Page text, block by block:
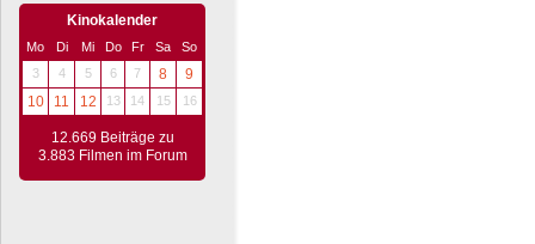
Kinokalender
Mo Di Mi Do Fr Sa
So
3
4 5 6 7 8
9
10
11 12 13 14 15 16
12.669 Beiträge zu
3.883 Filmen im Forum